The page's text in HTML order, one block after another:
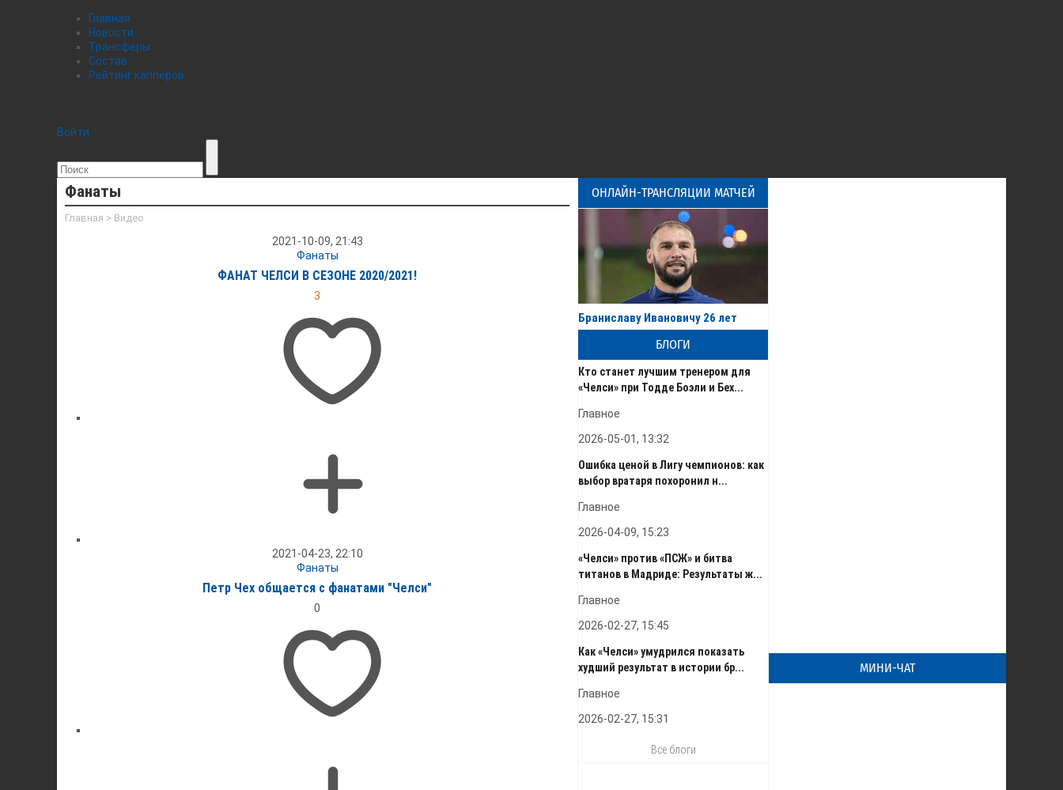
Главная
Новости
Трансферы
Состав
Рейтинг капперов
Войти
Фанаты
Главная > Видео
2021-10-09, 21:43
Фанаты
ФАНАТ ЧЕЛСИ В СЕЗОНЕ 2020/2021!
3
2021-04-23, 22:10
Фанаты
Петр Чех общается с фанатами "Челси"
0
ОНЛАЙН-ТРАНСЛЯЦИИ МАТЧЕЙ
Браниславу Ивановичу 26 лет
БЛОГИ
Кто станет лучшим тренером для
«Челси» при Тодде Боэли и Бех...
Главное
2026-05-01, 13:32
Ошибка ценой в Лигу чемпионов: как
выбор вратаря похоронил н...
Главное
2026-04-09, 15:23
«Челси» против «ПСЖ» и битва
титанов в Мадриде: Результаты ж...
Главное
2026-02-27, 15:45
Как «Челси» умудрился показать
худший результат в истории бр...
Главное
2026-02-27, 15:31
Все блоги
МИНИ-ЧАТ